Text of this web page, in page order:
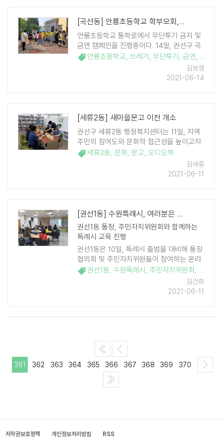
[곡선동] 안룡초등학교 학부모회, 깨끗한 통학로 만들기 캠페인 전개
안룡초등학교 통학로에서 무단투기 금지 및
금연 캠페인을 진행중이다. 14일, 권선구 곡
선동은 안룡초등학교 학부모회, 김강식 도의
원, 장정희 시의원과 함께 안룡초등학교의
통학로 구간에 모여 '깨끗한 통학로 만들기
안룡초등학교, 쓰레기 , 무단투기 , 금연, 곡선동
김보경
2021-06-14
[세류2동] 새마을문고 이전 개소
권선구 세류2동 행정복지센터는 11일, 지역
주민의 참여도와 문화적 접근성을 높이고자
2층에서 운영하던 새마을문고를 1층으로 이
전하고 개소식을 열었다. 새롭게 조성된 새
마을 문고에는 신간 위주의 장서 1천400 여
세류2동, 문화, 문고, 오디오북
김새중
2021-06-11
[권선1동] 수원특례시, 여러분은 얼마나 알고 계신가요?
권선1동 통장, 주민자치위원회와 함께하는
특례시 교육 진행
권선1동은 10일, 특례시 출범을 대비해 통장
협의회 및 주민자치위원들이 참여하는 온라
인(ZOOM) 교육을 실시했다. 이날 교육은 수
원특례시 참여본부 유문종 본부장이 강사로
나섰으며 강의 내용은 특례시 도입의 의미
권선1동, 수원특례시 , 주민자치위원회 ,
김건희
2021-06-11
361 362 363 364 365 366 367 368 369 370
저작권보호정책 개인정보처리방침 RSS